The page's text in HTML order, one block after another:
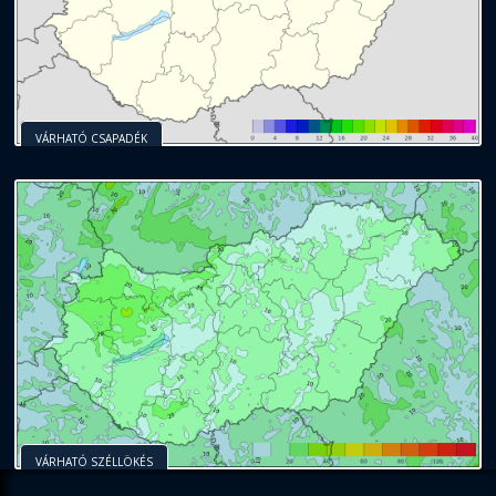
VÁRHATÓ CSAPADÉK
VÁRHATÓ SZÉLLÖKÉS